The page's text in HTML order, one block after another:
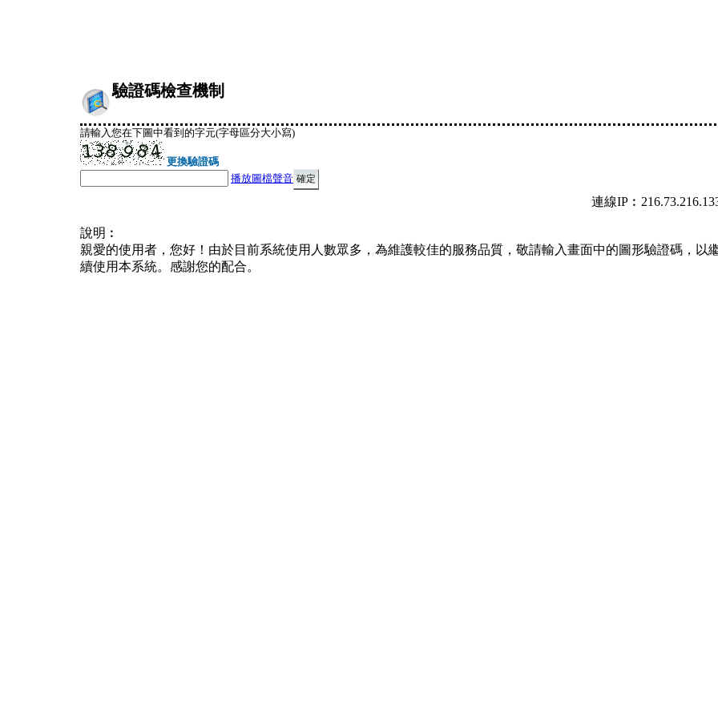
驗證碼檢查機制
請輸入您在下圖中看到的字元(字母區分大小寫)
更換驗證碼
播放圖檔聲音
連線
說明︰
親愛的使用者，您好！由於目前系統使用人數眾多，為維護較佳的服務品質，敬請輸入畫面中的圖形驗證碼，以
續使用本系統。感謝您的配合。